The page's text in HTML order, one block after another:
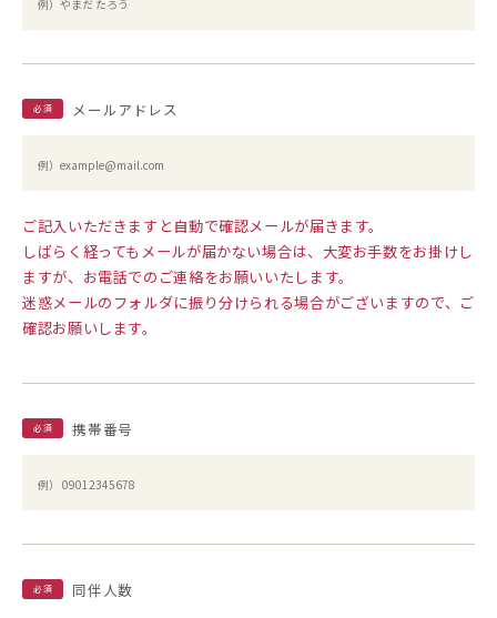
必須 メールアドレス
ご記入いただきますと自動で確認メールが届きます。
しばらく経ってもメールが届かない場合は、大変お手数をお掛けし
ますが、お電話でのご連絡をお願いいたします。
迷惑メールのフォルダに振り分けられる場合がございますので、ご
確認お願いします。
必須 携帯番号
必須 同伴人数